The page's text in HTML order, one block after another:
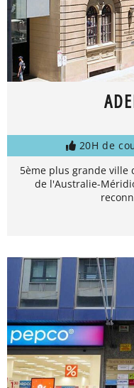
20H de
5ème plus grande ville
de l'Australie-